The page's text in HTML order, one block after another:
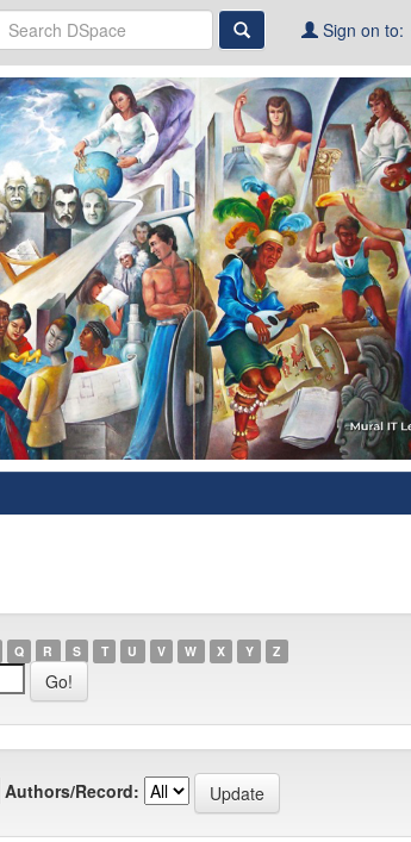
Sign on to:
Q R S T U V W X Y Z
Authors/Record: